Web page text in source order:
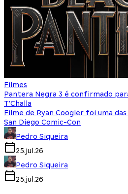
Filmes
Pantera Negra 3 é confirmado
T'Challa
Filme de Ryan Coogler foi uma
San Diego Comic-Con
Pedro Siqueira
25.jul.26
Pedro Siqueira
25.jul.26